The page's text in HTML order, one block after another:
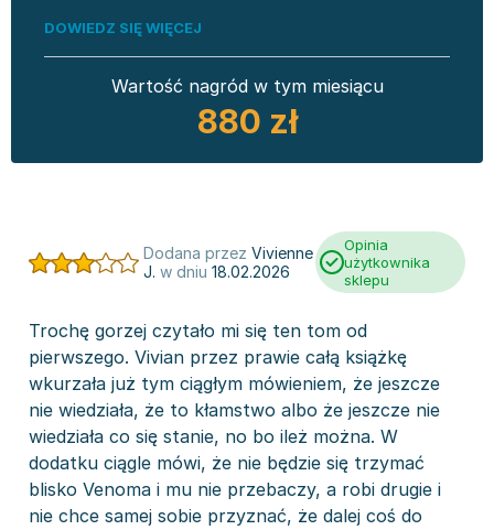
DOWIEDZ SIĘ WIĘCEJ
Wartość nagród w tym miesiącu
880 zł
Dodana przez Vivienne
J. w dniu 18.02.2026
Opinia
użytkownika
sklepu
Trochę gorzej czytało mi się ten tom od
pierwszego. Vivian przez prawie całą książkę
wkurzała już tym ciągłym mówieniem, że jeszcze
nie wiedziała, że to kłamstwo albo że jeszcze nie
wiedziała co się stanie, no bo ileż można. W
dodatku ciągle mówi, że nie będzie się trzymać
blisko Venoma i mu nie przebaczy, a robi drugie i
nie chce samej sobie przyznać, że dalej coś do